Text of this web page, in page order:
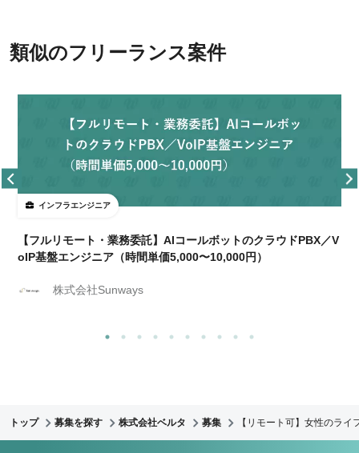
類似のフリーランス案件
インフラエンジニア
【フルリモート・業務委託】AIコールボットのクラウドPBX／V
oIP基盤エンジニア（時間単価5,000〜10,000円）
株式会社Sunways
トップ 募集を探す 株式会社ベルタ 募集 【リモート可】女性のラ